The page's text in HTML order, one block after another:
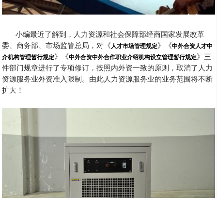
小编最近了解到，人力资源和社会保障部经商国家发展改革
委、商务部、市场监管总局，对《人才市场管理规定》《中外合资人才中
介机构管理暂行规定》《中外合资中外合作职业介绍机构设立管理暂行规定》三
件部门规章进行了专项修订，按照内外资一致的原则，取消了人力
资源服务业外资准入限制。由此人力资源服务业的业务范围将不断
扩大！